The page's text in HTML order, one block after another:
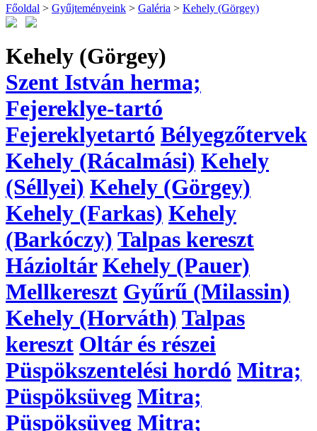
Főoldal > Gyűjteményeink > Galéria > Kehely (Görgey)
Kehely (Görgey)
Szent István herma;
Fejereklye-tartó
Fejereklyetartó Bélyegzőtervek
Kehely (Rácalmási) Kehely
(Séllyei) Kehely (Görgey)
Kehely (Farkas) Kehely
(Barkóczy) Talpas kereszt
Házioltár Kehely (Pauer)
Mellkereszt Gyűrű (Milassin)
Kehely (Horváth) Talpas
kereszt Oltár és részei
Püspökszentelési hordó Mitra;
Püspöksüveg Mitra;
Püspöksüveg Mitra;